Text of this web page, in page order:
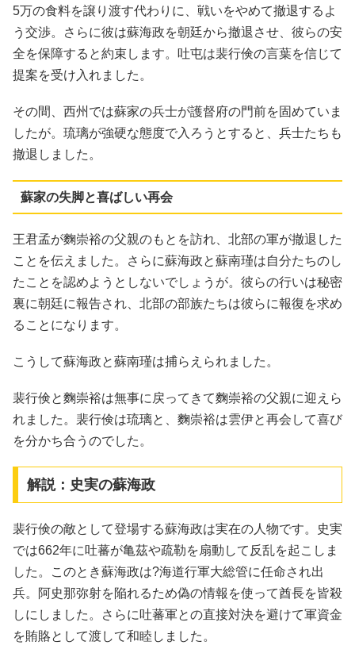
5万の食料を譲り渡す代わりに、戦いをやめて撤退するよ
う交渉。さらに彼は蘇海政を朝廷から撤退させ、彼らの安
全を保障すると約束します。吐屯は裴行倹の言葉を信じて
提案を受け入れました。
その間、西州では蘇家の兵士が護督府の門前を固めていま
したが。琉璃が強硬な態度で入ろうとすると、兵士たちも
撤退しました。
蘇家の失脚と喜ばしい再会
王君孟が麴崇裕の父親のもとを訪れ、北部の軍が撤退した
ことを伝えました。さらに蘇海政と蘇南瑾は自分たちのし
たことを認めようとしないでしょうが。彼らの行いは秘密
裏に朝廷に報告され、北部の部族たちは彼らに報復を求め
ることになります。
こうして蘇海政と蘇南瑾は捕らえられました。
裴行倹と麴崇裕は無事に戻ってきて麴崇裕の父親に迎えら
れました。裴行倹は琉璃と、麴崇裕は雲伊と再会して喜び
を分かち合うのでした。
解説：史実の蘇海政
裴行倹の敵として登場する蘇海政は実在の人物です。史実
では662年に吐蕃が亀茲や疏勒を扇動して反乱を起こしま
した。このとき蘇海政は?海道行軍大総管に任命され出
兵。阿史那弥射を陥れるため偽の情報を使って酋長を皆殺
しにしました。さらに吐蕃軍との直接対決を避けて軍資金
を賄賂として渡して和睦しました。